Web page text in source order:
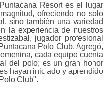
Resort es el lugar
ofreciendo no solo
sino también una variedad
la experiencia de nuestros
jugador profesional
Polo Club. Agregó,
cada equipo cuenta
del polo; es un gran honor
hayan iniciado y aprendido
Club".